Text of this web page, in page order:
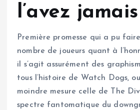
l’avez
Première promesse qui a pu
nombre de joueurs quant à
il s’agit assurément des
tous l’histoire de Watch Dogs,
moindre mesure celle de The
spectre fantomatique du